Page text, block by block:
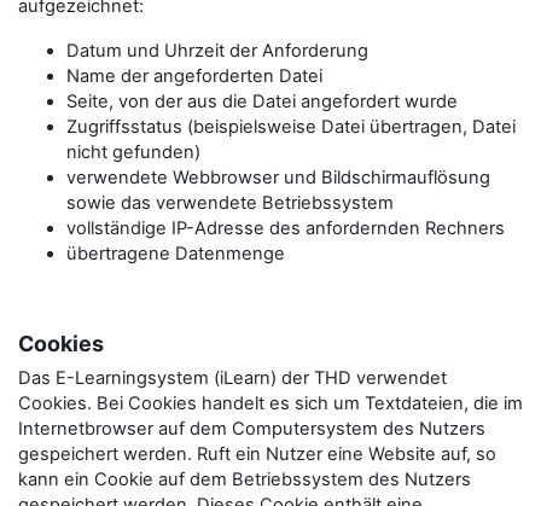
aufgezeichnet:
Datum und Uhrzeit der Anforderung
Name der angeforderten Datei
Seite, von der aus die Datei angefordert wurde
Zugriffsstatus (beispielsweise Datei übertragen, Datei
nicht gefunden)
verwendete Webbrowser und Bildschirmauflösung
sowie das verwendete Betriebssystem
vollständige IP-Adresse des anfordernden Rechners
übertragene Datenmenge
Cookies
Das E-Learningsystem (iLearn) der THD verwendet
Cookies. Bei Cookies handelt es sich um Textdateien, die im
Internetbrowser auf dem Computersystem des Nutzers
gespeichert werden. Ruft ein Nutzer eine Website auf, so
kann ein Cookie auf dem Betriebssystem des Nutzers